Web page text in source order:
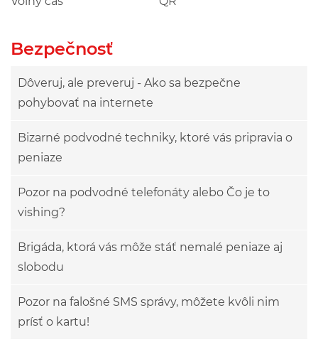
Bezpečnosť
Dôveruj, ale preveruj - Ako sa bezpečne
pohybovať na internete
Bizarné podvodné techniky, ktoré vás pripravia o
peniaze
Pozor na podvodné telefonáty alebo Čo je to
vishing?
Brigáda, ktorá vás môže stáť nemalé peniaze aj
slobodu
Pozor na falošné SMS správy, môžete kvôli nim
prísť o kartu!